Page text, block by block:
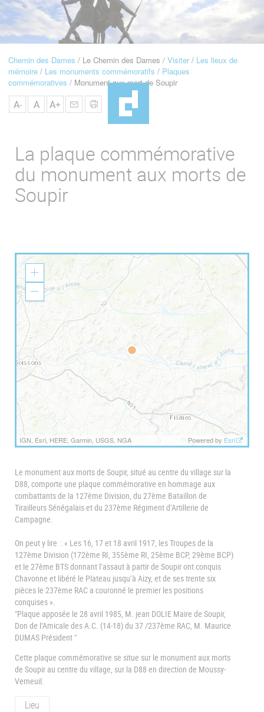
Navigation
Fil
d'Ariane
Chemin des Dames Le Chemin des Dames Visiter
Les lieux de
mémoire
Les monuments commémoratifs
Plaques
commémoratives Monument aux mort de Soupir
A- A A+
La plaque commémorative
du monument aux morts de
Soupir
IGN, Esri, HERE, Garmin, USGS, NGA Powered by Esri
Z
o
o
m
o
m
u
t
Le monument aux morts de Soupir, situé au centre du village sur la
D88, comporte une plaque commémorative en hommage aux
combattants de la 127ème Division, du 27ème Bataillon de
Tirailleurs Sénégalais et du 237ème Régiment d’Artillerie de
Campagne.
On peut y lire : « Les 16, 17 et 18 avril 1917, les Troupes de la
127ème Division (172ème RI, 355ème RI, 25ème BCP, 29ème BCP)
et le 27ème BTS donnant l’assaut à partir de Soupir ont conquis
Chavonne et libéré le Plateau jusqu’à Aizy, et de ses trente six
pièces le 237ème RAC a couronné le premier les positions
conquises ».
"Plaque apposée le 28 avril 1985, M. jean DOLIE Maire de Soupir,
Don de l’Amicale des A.C. (14-18) du 37 /237ème RAC, M. Maurice
DUMAS Président "
Cette plaque commémorative se situe sur le monument aux morts
de Soupir au centre du village, sur la D88 en direction de Moussy-
Verneuil.
Lieu